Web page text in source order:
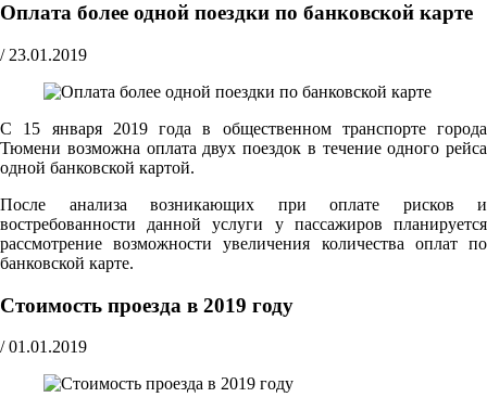
Оплата более одной поездки по банковской карте
/ 23.01.2019
С 15 января 2019 года в общественном транспорте города
Тюмени возможна оплата двух поездок в течение одного рейса
одной банковской картой.
После анализа возникающих при оплате рисков и
востребованности данной услуги у пассажиров планируется
рассмотрение возможности увеличения количества оплат по
банковской карте.
Стоимость проезда в 2019 году
/ 01.01.2019